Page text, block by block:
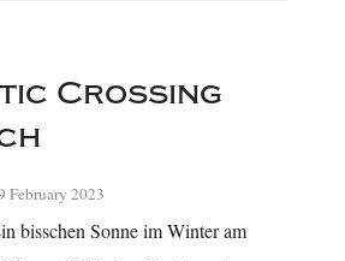
Crossing
February 2023
bisschen Sonne im Winter am